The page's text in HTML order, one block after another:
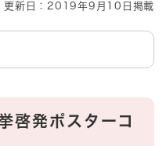
更新日：2019年9月10日掲載
啓発ポスターコ